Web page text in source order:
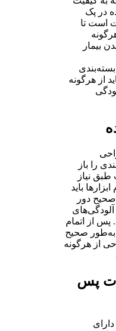
پک
تا
هرگونه
باز
نیاز
باید
دور
اتمام
صحیح
هرگونه
پس